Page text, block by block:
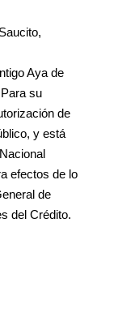
Aya de
su
de
y está
efectos de lo
de
del Crédito.